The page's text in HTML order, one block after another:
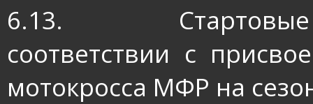
6.13.
соответствии с
мотокросса МФР на